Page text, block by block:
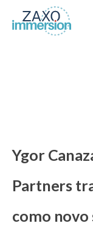
Ygor
Partners
como novo